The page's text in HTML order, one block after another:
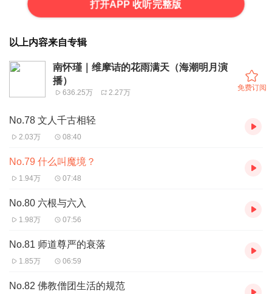
打开APP 收听完整版
以上内容来自专辑
南怀瑾｜维摩诘的花雨满天（海潮明月演
播）
636.25万 2.27万
免费订阅
No.78 文人千古相轻
2.03万 08:40
No.79 什么叫魔境？
1.94万 07:48
No.80 六根与六入
1.98万 07:56
No.81 师道尊严的衰落
1.85万 06:59
No.82 佛教僧团生活的规范